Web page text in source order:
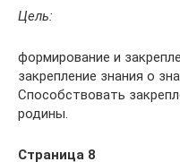
Цель:
формирование и
закрепление знания о
Способствовать
родины.
Страница 8